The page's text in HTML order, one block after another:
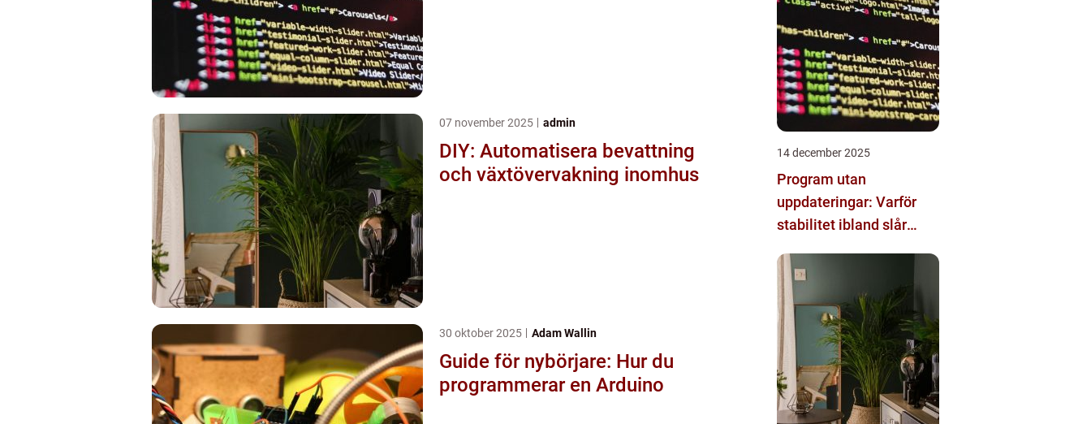
07 november 2025 admin
DIY: Automatisera bevattning
och växtövervakning inomhus
30 oktober 2025 Adam Wallin
Guide för nybörjare: Hur du
programmerar en Arduino
14 december 2025
Program utan
uppdateringar: Varför
stabilitet ibland slår